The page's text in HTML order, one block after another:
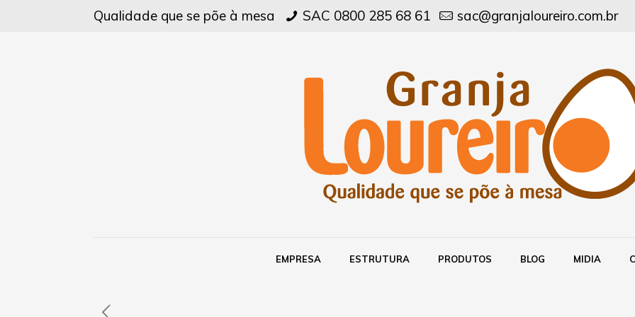
Qualidade que se põe à mesa SAC 0800 285 68 61 sac@granjaloureiro.com.br
EMPRESA ESTRUTURA PRODUTOS BLOG MIDIA